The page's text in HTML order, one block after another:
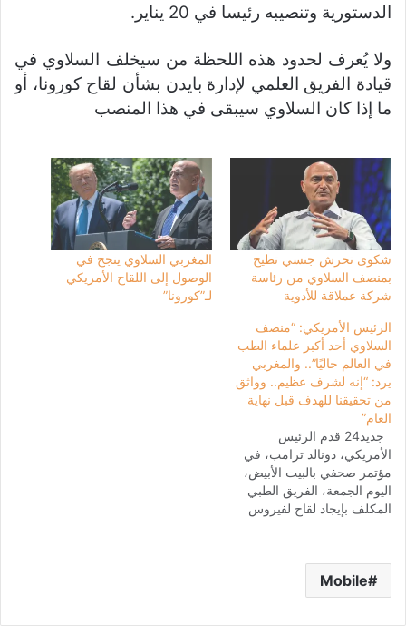
الدستورية وتنصيبه رئيسا في 20 يناير.
ولا يُعرف لحدود هذه اللحظة من سيخلف السلاوي في
قيادة الفريق العلمي لإدارة بايدن بشأن لقاح كورونا، أو
ما إذا كان السلاوي سيبقى في هذا المنصب
شكوى تحرش جنسي تطيح
بمنصف السلاوي من رئاسة
شركة عملاقة للأدوية
المغربي السلاوي ينجح في
الوصول إلى اللقاح الأمريكي
لـ”كورونا”
الرئيس الأمريكي: “منصف
السلاوي أحد أكبر علماء الطب
في العالم حاليًا”.. والمغربي
يرد: “إنه لشرف عظيم.. وواثق
من تحقيقنا للهدف قبل نهاية
العام”
جديد24 قدم الرئيس
الأمريكي، دونالد ترامب، في
مؤتمر صحفي بالبيت الأبيض،
اليوم الجمعة، الفريق الطبي
المكلف بإيجاد لقاح لفيروس
واعتبر ترامب أن تقليد الدكتور
المغربي لمهمة الإشراف على
عملية تطوير وإنتاج لقاح للوباء
Mobile